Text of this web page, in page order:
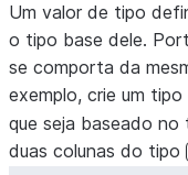
Um valor de tipo
o tipo base dele.
se comporta da
exemplo, crie um
que seja baseado no
duas colunas do tipo